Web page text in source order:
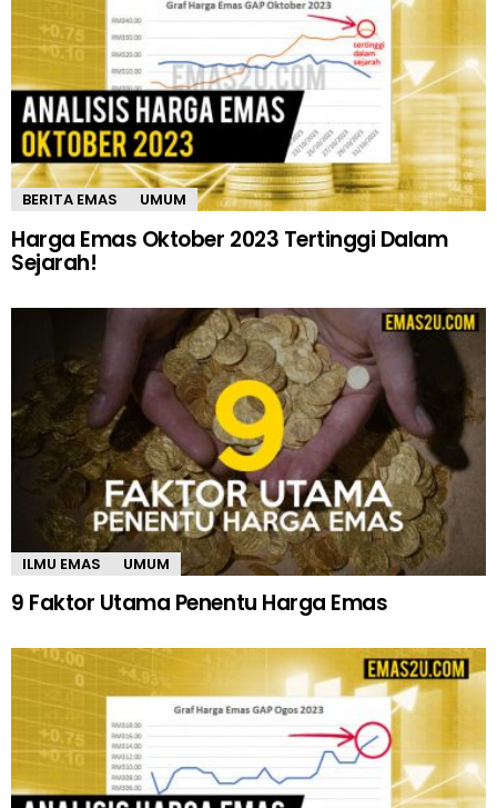
BERITA EMAS UMUM
Harga Emas Oktober 2023 Tertinggi Dalam
Sejarah!
ILMU EMAS UMUM
9 Faktor Utama Penentu Harga Emas